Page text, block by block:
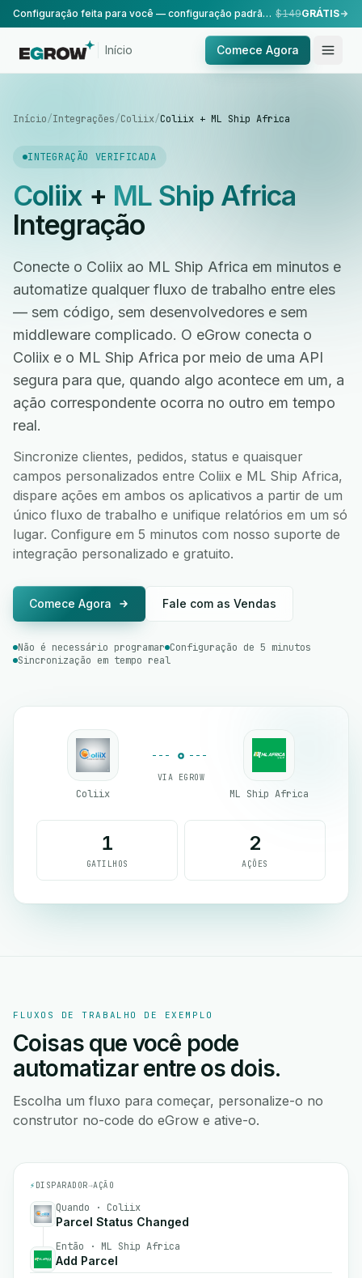
Configuração feita para você — configuração padrão, realizada pela nossa equipe. $149GRÁTIS
Início Comece Agora
Início/Integrações/Coliix/Coliix + ML Ship Africa
INTEGRAÇÃO VERIFICADA
Coliix+ ML Ship Africa
Integração
Conecte o Coliix ao ML Ship Africa em minutos e
automatize qualquer fluxo de trabalho entre eles
— sem código, sem desenvolvedores e sem
middleware complicado. O eGrow conecta o
Coliix e o ML Ship Africa por meio de uma API
segura para que, quando algo acontece em um, a
ação correspondente ocorra no outro em tempo
real.
Sincronize clientes, pedidos, status e quaisquer
campos personalizados entre Coliix e ML Ship Africa,
dispare ações em ambos os aplicativos a partir de um
único fluxo de trabalho e unifique relatórios em um só
lugar. Configure em 5 minutos com nosso suporte de
integração personalizado e gratuito.
Comece Agora Fale com as Vendas
Não é necessário programar Configuração de 5 minutos
Sincronização em tempo real
Coliix
VIA EGROW
ML Ship Africa
1
GATILHOS
2
AÇÕES
FLUXOS DE TRABALHO DE EXEMPLO
Coisas que você pode
automatizar entre os dois.
Escolha um fluxo para começar, personalize-o no
construtor no-code do eGrow e ative-o.
⚡ DISPARADOR→AÇÃO
Quando · Coliix
Parcel Status Changed
Então · ML Ship Africa
Add Parcel